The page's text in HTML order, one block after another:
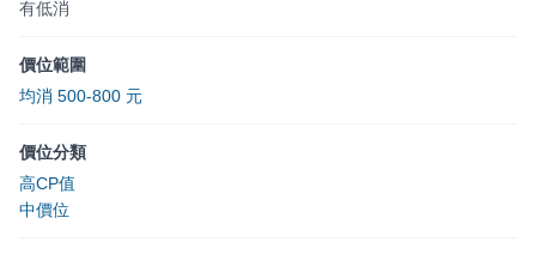
有低消
價位範圍
均消 500-800 元
價位分類
高CP值
中價位